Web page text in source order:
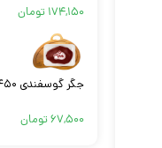
۱۷۴,۱۵۰ تومان
جگر گوسفندی ۴۵۰ گرمی رویال طعم
۶۷,۵۰۰تومان